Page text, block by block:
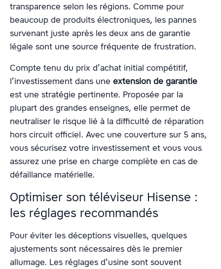
transparence selon les régions. Comme pour
beaucoup de produits électroniques, les pannes
survenant juste après les deux ans de garantie
légale sont une source fréquente de frustration.
Compte tenu du prix d’achat initial compétitif,
l’investissement dans une extension de garantie
est une stratégie pertinente. Proposée par la
plupart des grandes enseignes, elle permet de
neutraliser le risque lié à la difficulté de réparation
hors circuit officiel. Avec une couverture sur 5 ans,
vous sécurisez votre investissement et vous vous
assurez une prise en charge complète en cas de
défaillance matérielle.
Optimiser son téléviseur Hisense :
les réglages recommandés
Pour éviter les déceptions visuelles, quelques
ajustements sont nécessaires dès le premier
allumage. Les réglages d’usine sont souvent